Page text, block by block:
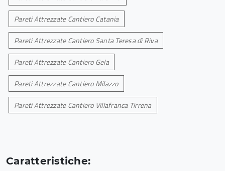
Pareti Attrezzate Cantiero Catania
Pareti Attrezzate Cantiero Santa Teresa di Riva
Pareti Attrezzate Cantiero Gela
Pareti Attrezzate Cantiero Milazzo
Pareti Attrezzate Cantiero Villafranca Tirrena
Caratteristiche: